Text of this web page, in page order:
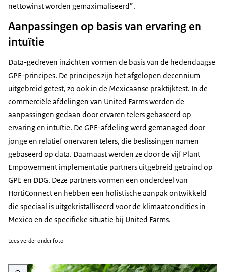
nettowinst worden gemaximaliseerd”.
Aanpassingen op basis van ervaring en
intuïtie
Data-gedreven inzichten vormen de basis van de hedendaagse
GPE-principes. De principes zijn het afgelopen decennium
uitgebreid getest, zo ook in de Mexicaanse praktijktest. In de
commerciële afdelingen van United Farms werden de
aanpassingen gedaan door ervaren telers gebaseerd op
ervaring en intuïtie. De GPE-afdeling werd gemanaged door
jonge en relatief onervaren telers, die beslissingen namen
gebaseerd op data. Daarnaast werden ze door de vijfPlant
Empowerment implementatie partners uitgebreid getraind op
GPE en DDG. Deze partners vormen een onderdeel van
HortiConnect en hebben een holistische aanpak ontwikkeld
die speciaal is uitgekristalliseerd voor de klimaatcondities in
Mexico en de specifieke situatie bij United Farms.
Lees verder onder foto
Vergroot afbeelding Horticonnect